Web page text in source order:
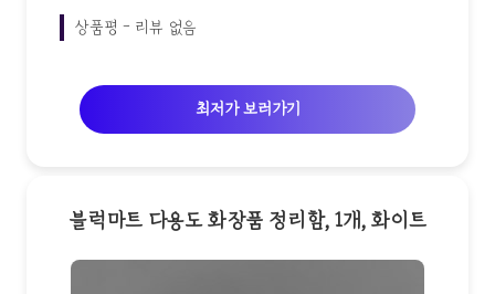
상품평 - 리뷰 없음
최저가 보러가기
블럭마트 다용도 화장품 정리함, 1개, 화이트